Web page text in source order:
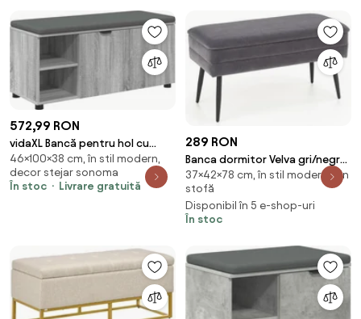
572,99 RON
vidaXL Bancă pentru hol cu
pernă cu raft Sonoma gri 100 x
38 x 46 cm
46×100×38 cm, în stil modern,
decor stejar sonoma
În stoc
Livrare gratuită
289 RON
Banca dormitor Velva gri/negru
- H37 cm
37×42×78 cm, în stil modern, din
stofă
Disponibil în 5 e-shop-uri
În stoc